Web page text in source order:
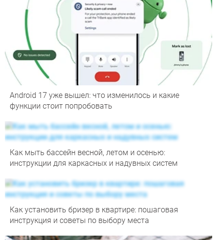
Android 17 уже вышел: что изменилось и какие
функции стоит попробовать
Как мыть бассейн весной, летом и осенью:
инструкции для каркасных и надувных систем
Как установить бризер в квартире: пошаговая
инструкция и советы по выбору места